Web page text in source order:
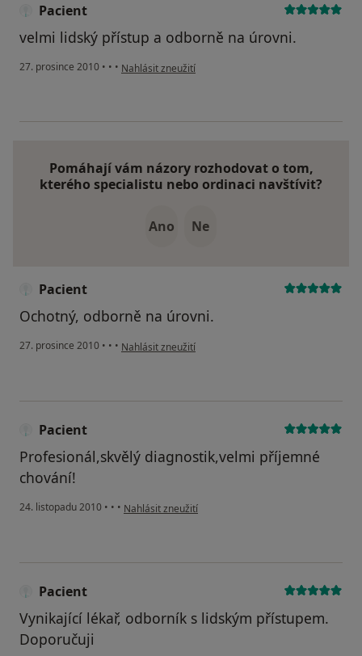
Pacient
velmi lidský přístup a odborně na úrovni.
27. prosince 2010 • • • podle názoru uživatele Pacient
Nahlásit zneužití
Pomáhají vám názory rozhodovat o tom,
kterého specialistu nebo ordinaci navštívit?
Ano Ne
Pacient
Ochotný, odborně na úrovni.
27. prosince 2010 • • • podle názoru uživatele Pacient
Nahlásit zneužití
Pacient
Profesionál,skvělý diagnostik,velmi příjemné
chování!
24. listopadu 2010 • • • podle názoru uživatele Pacient
Nahlásit zneužití
Pacient
Vynikající lékař, odborník s lidským přístupem.
Doporučuji